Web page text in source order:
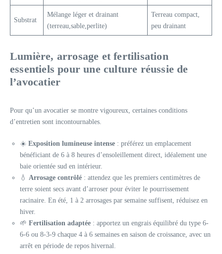
Substrat
Mélange léger et drainant
(terreau,sable,perlite)
Terreau compact,
peu drainant
Lumière, arrosage et fertilisation
essentiels pour une culture réussie de
l’avocatier
Pour qu’un avocatier se montre vigoureux, certaines conditions
d’entretien sont incontournables.
☀️ Exposition lumineuse intense : préférez un emplacement
bénéficiant de 6 à 8 heures d’ensoleillement direct, idéalement une
baie orientée sud en intérieur.
💧 Arrosage contrôlé : attendez que les premiers centimètres de
terre soient secs avant d’arroser pour éviter le pourrissement
racinaire. En été, 1 à 2 arrosages par semaine suffisent, réduisez en
hiver.
🌱 Fertilisation adaptée : apportez un engrais équilibré du type 6-
6-6 ou 8-3-9 chaque 4 à 6 semaines en saison de croissance, avec un
arrêt en période de repos hivernal.